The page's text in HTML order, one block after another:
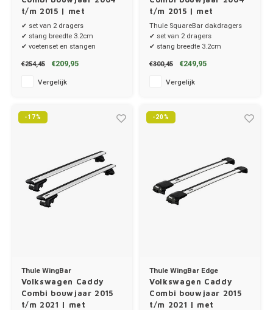
t/m 2015 | met
dakrailing
✔ set van 2 dragers
✔ stang breedte 3.2cm
✔ voetenset en stangen
€254,45
€209,95
Vergelijk
t/m 2015 | met
montagepunten
Thule SquareBar dakdragers
✔ set van 2 dragers
✔ stang breedte 3.2cm
€300,45 €249,95
Vergelijk
-17%
Thule WingBar
Volkswagen Caddy
Combi bouwjaar 2015
t/m 2021 | met
-20%
Thule WingBar Edge
Volkswagen Caddy
Combi bouwjaar 2015
t/m 2021 | met